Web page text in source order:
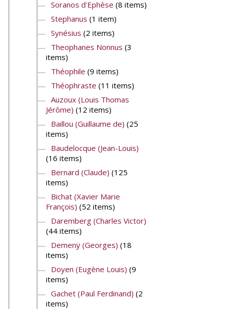
Soranos d'Ephèse (8 items)
Stephanus (1 item)
Synésius (2 items)
Theophanes Nonnus (3
items)
Théophile (9 items)
Théophraste (11 items)
Auzoux (Louis Thomas
Jérôme) (12 items)
Baillou (Guillaume de) (25
items)
Baudelocque (Jean-Louis)
(16 items)
Bernard (Claude) (125
items)
Bichat (Xavier Marie
François) (52 items)
Daremberg (Charles Victor)
(44 items)
Demenÿ (Georges) (18
items)
Doyen (Eugène Louis) (9
items)
Gachet (Paul Ferdinand) (2
items)